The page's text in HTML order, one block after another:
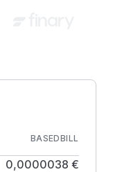
BASEDBILL
0,0000038 €